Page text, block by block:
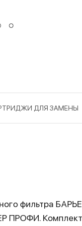
ДЛЯ ЗАМЕНЫ
фильтра
ПРОФИ.